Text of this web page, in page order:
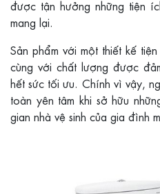
được tận hưởng những tiện
mang lại.
Sản phẩm với một thiết kế
cùng với chất lượng được
hết sức tối ưu. Chính vì vậy,
toàn yên tâm khi sở hữu
gian nhà vệ sinh của gia đình